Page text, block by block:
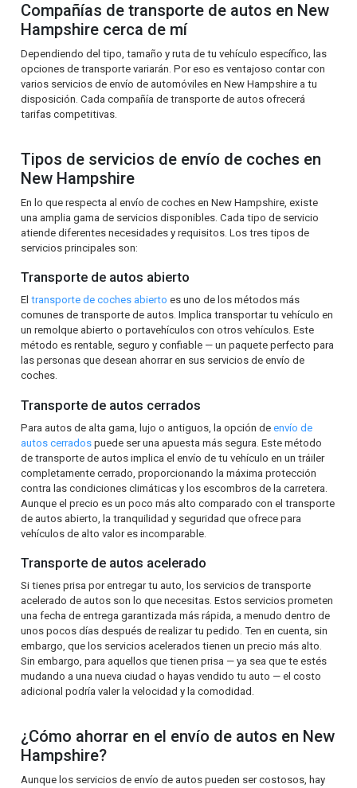
Compañías de transporte de autos en New
Hampshire cerca de mí
Dependiendo del tipo, tamaño y ruta de tu vehículo específico, las
opciones de transporte variarán. Por eso es ventajoso contar con
varios servicios de envío de automóviles en New Hampshire a tu
disposición. Cada compañía de transporte de autos ofrecerá
tarifas competitivas.
Tipos de servicios de envío de coches en
New Hampshire
En lo que respecta al envío de coches en New Hampshire, existe
una amplia gama de servicios disponibles. Cada tipo de servicio
atiende diferentes necesidades y requisitos. Los tres tipos de
servicios principales son:
Transporte de autos abierto
Eltransporte de coches abierto es uno de los métodos más
comunes de transporte de autos. Implica transportar tu vehículo en
un remolque abierto o portavehículos con otros vehículos. Este
método es rentable, seguro y confiable — un paquete perfecto para
las personas que desean ahorrar en sus servicios de envío de
coches.
Transporte de autos cerrados
Para autos de alta gama, lujo o antiguos, la opción deenvío de
autos cerrados puede ser una apuesta más segura. Este método
de transporte de autos implica el envío de tu vehículo en un tráiler
completamente cerrado, proporcionando la máxima protección
contra las condiciones climáticas y los escombros de la carretera.
Aunque el precio es un poco más alto comparado con el transporte
de autos abierto, la tranquilidad y seguridad que ofrece para
vehículos de alto valor es incomparable.
Transporte de autos acelerado
Si tienes prisa por entregar tu auto, los servicios de transporte
acelerado de autos son lo que necesitas. Estos servicios prometen
una fecha de entrega garantizada más rápida, a menudo dentro de
unos pocos días después de realizar tu pedido. Ten en cuenta, sin
embargo, que los servicios acelerados tienen un precio más alto.
Sin embargo, para aquellos que tienen prisa — ya sea que te estés
mudando a una nueva ciudad o hayas vendido tu auto — el costo
adicional podría valer la velocidad y la comodidad.
¿Cómo ahorrar en el envío de autos en New
Hampshire?
Aunque los servicios de envío de autos pueden ser costosos, hay